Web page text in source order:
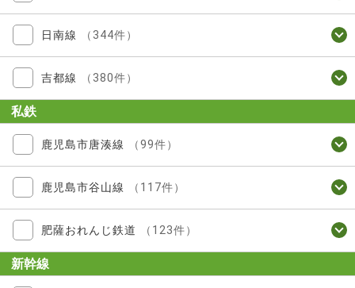
日南線 （344件）
吉都線 （380件）
私鉄
鹿児島市唐湊線 （99件）
鹿児島市谷山線 （117件）
肥薩おれんじ鉄道 （123件）
新幹線